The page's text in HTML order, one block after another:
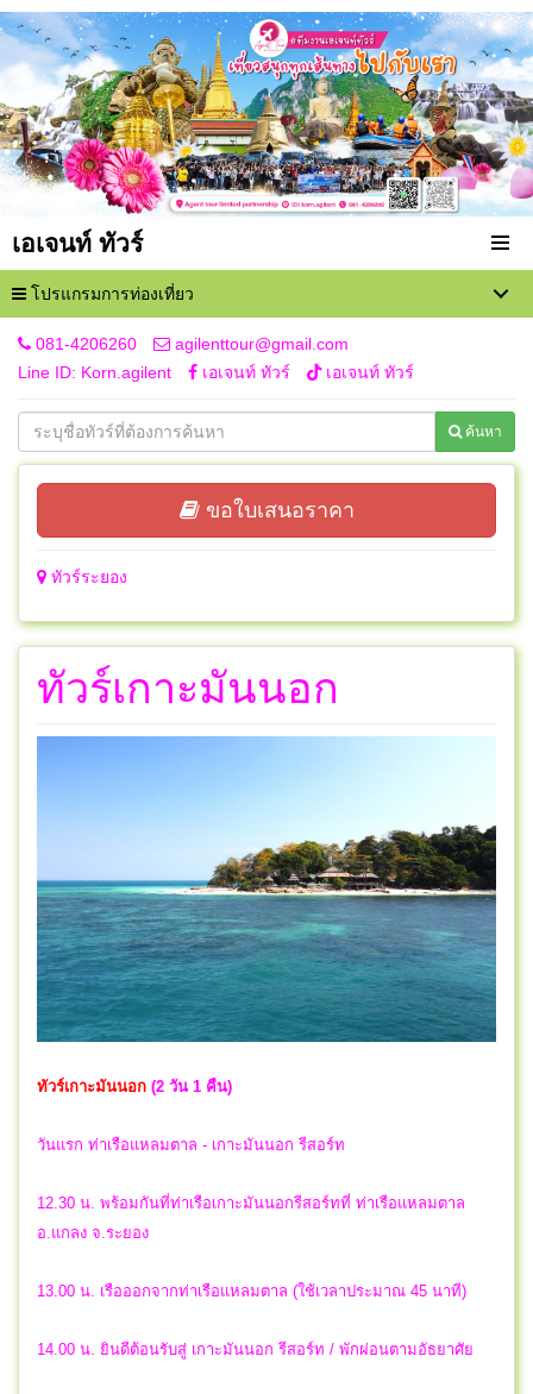
เอเจนท์ ทัวร์
โปรแกรมการท่องเที่ยว
081-4206260
agilenttour@gmail.com
Line ID: Korn.agilent
เอเจนท์ ทัวร์ เอเจนท์ ทัวร์
ค้นหา
ขอใบเสนอราคา
ทัวร์ระยอง
ทัวร์เกาะมันนอก
ทัวร์เกาะมันนอก (2 วัน 1 คืน)
วันแรก ท่าเรือแหลมตาล - เกาะมันนอก รีสอร์ท
12.30 น. พร้อมกันที่ท่าเรือเกาะมันนอกรีสอร์ทที่ ท่าเรือแหลมตาล
อ.แกลง จ.ระยอง
13.00 น. เรือออกจากท่าเรือแหลมตาล (ใช้เวลาประมาณ 45 นาที)
14.00 น. ยินดีต้อนรับสู่ เกาะมันนอก รีสอร์ท / พักผ่อนตามอัธยาศัย